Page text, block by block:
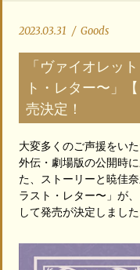
2023.03.31 / Goods
「ヴァイオレッ
ト・レター〜」
売決定！
大変多くのご声援をい
外伝・劇場版の公開時
た、ストーリーと暁佳
ラスト・レター〜」が
して発売が決定しまし